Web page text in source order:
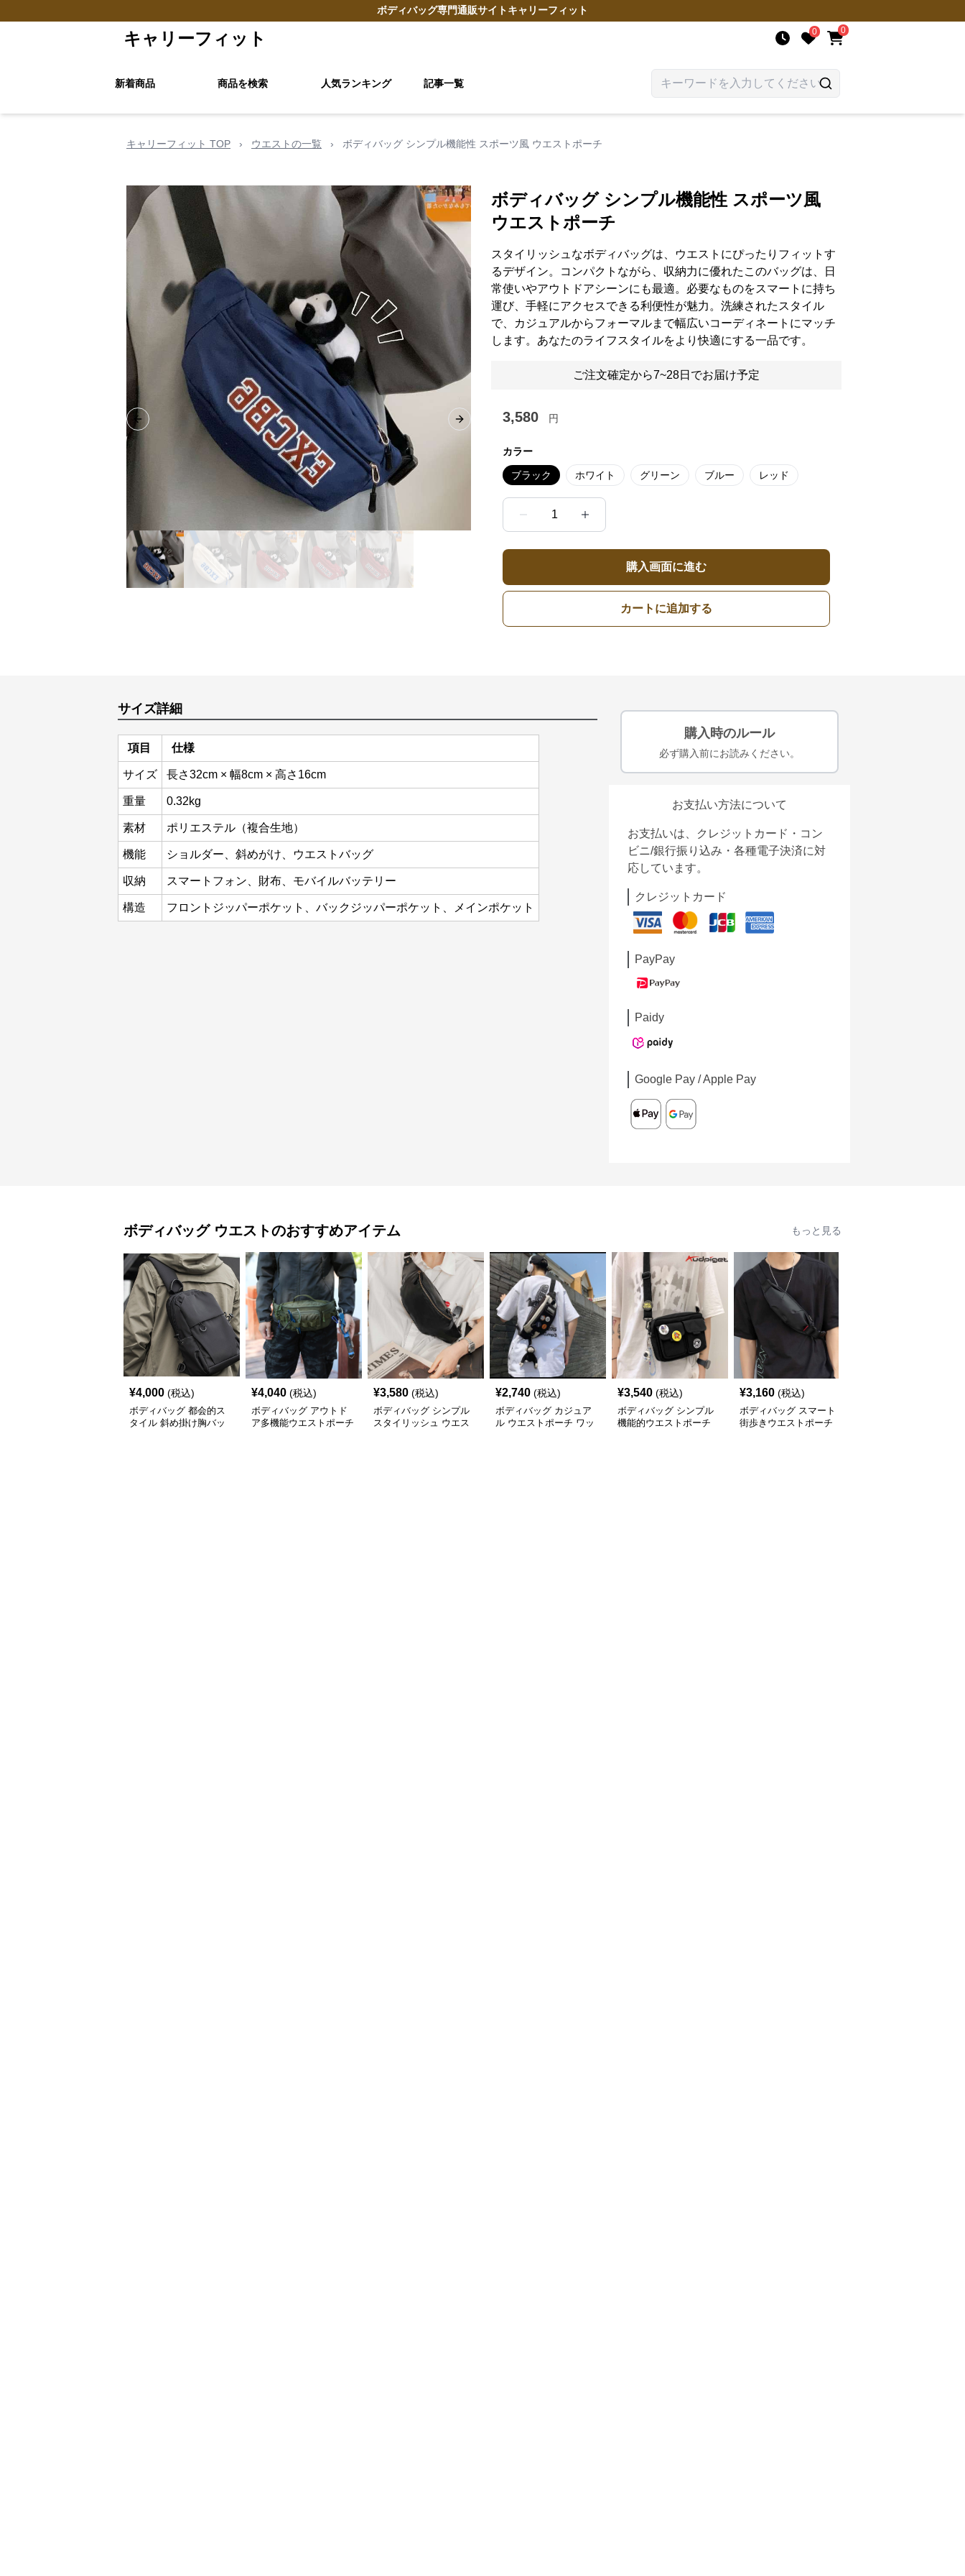
ボディバッグ専門通販サイトキャリーフィット
キャリーフィット 0 0
新着商品 商品を検索 人気ランキング 記事一覧
キャリーフィット TOP › ウエストの一覧 › ボディバッグ シンプル機能性 スポーツ風 ウエストポーチ
Previous slide Next slide
ボディバッグ シンプル機能性 スポーツ風
ウエストポーチ
スタイリッシュなボディバッグは、ウエストにぴったりフィットす
るデザイン。コンパクトながら、収納力に優れたこのバッグは、日
常使いやアウトドアシーンにも最適。必要なものをスマートに持ち
運び、手軽にアクセスできる利便性が魅力。洗練されたスタイル
で、カジュアルからフォーマルまで幅広いコーディネートにマッチ
します。あなたのライフスタイルをより快適にする一品です。
ご注文確定から7~28日でお届け予定
3,580 円
カラー
ブラック ホワイト グリーン ブルー レッド
1
購入画面に進む
カートに追加する
サイズ詳細
項目 仕様
サイズ 長さ32cm × 幅8cm × 高さ16cm
重量 0.32kg
素材 ポリエステル（複合生地）
機能 ショルダー、斜めがけ、ウエストバッグ
収納 スマートフォン、財布、モバイルバッテリー
構造 フロントジッパーポケット、バックジッパーポケット、メインポケット
購入時のルール
必ず購入前にお読みください。
お支払い方法について
お支払いは、クレジットカード・コン
ビニ/銀行振り込み・各種電子決済に対
応しています。
クレジットカード
PayPay
Paidy
Google Pay / Apple Pay
ボディバッグ ウエストのおすすめアイテム もっと見る
¥4,000 (税込)
ボディバッグ 都会的ス
タイル 斜め掛け胸バッ
¥4,040 (税込)
ボディバッグ アウトド
ア多機能ウエストポーチ
¥3,580 (税込)
ボディバッグ シンプル
スタイリッシュ ウエス
¥2,740 (税込)
ボディバッグ カジュア
ル ウエストポーチ ワッ
¥3,540 (税込)
ボディバッグ シンプル
機能的ウエストポーチ
¥3,160 (税込)
ボディバッグ スマート
街歩きウエストポーチ